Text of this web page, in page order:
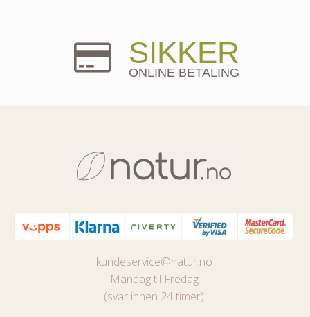
SIKKER
ONLINE BETALING
kundeservice@natur.no
Mandag til Fredag
(svar innen 24 timer)